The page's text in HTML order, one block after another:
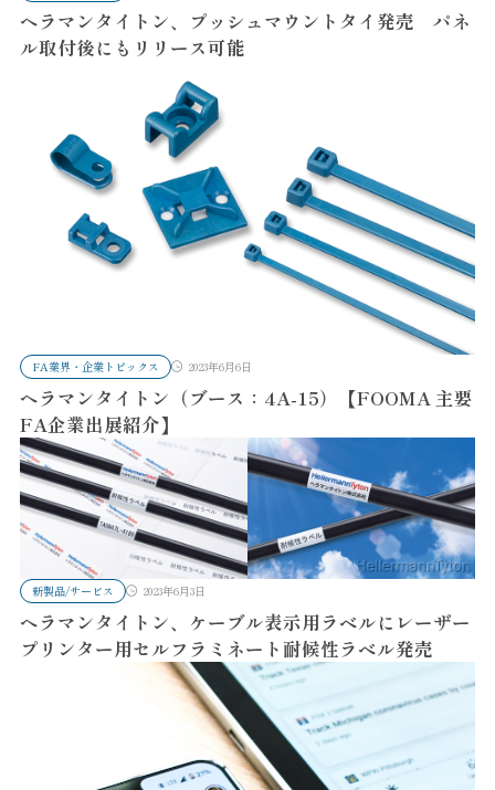
ヘラマンタイトン、プッシュマウントタイ発売 パネ
ル取付後にもリリース可能
FA業界・企業トピックス 2023年6月6日
ヘラマンタイトン（ブース：4A-15）【FOOMA 主要
FA企業出展紹介】
新製品/サービス 2023年6月3日
ヘラマンタイトン、ケーブル表示用ラベルにレーザー
プリンター用セルフラミネート耐候性ラベル発売